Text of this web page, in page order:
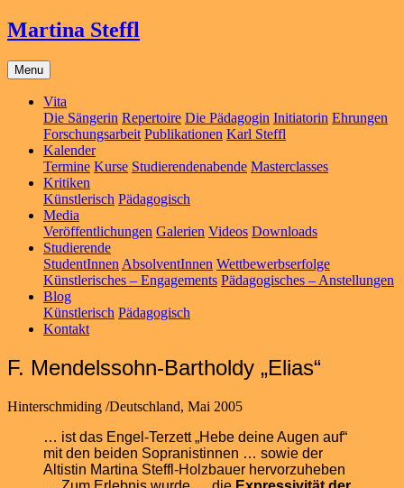
Martina Steffl
Menu
Vita
Die Sängerin Repertoire Die Pädagogin Initiatorin Ehrungen
Forschungsarbeit Publikationen Karl Steffl
Kalender
Termine Kurse Studierendenabende Masterclasses
Kritiken
Künstlerisch Pädagogisch
Media
Veröffentlichungen Galerien Videos Downloads
Studierende
StudentInnen AbsolventInnen Wettbewerbserfolge
Künstlerisches – Engagements Pädagogisches – Anstellungen
Blog
Künstlerisch Pädagogisch
Kontakt
F. Mendelssohn-Bartholdy „Elias“
Hinterschmiding /Deutschland, Mai 2005
… ist das Engel-Terzett „Hebe deine Augen auf“
mit den beiden Sopranistinnen … sowie der
Altistin Martina Steffl-Holzbauer hervorzuheben